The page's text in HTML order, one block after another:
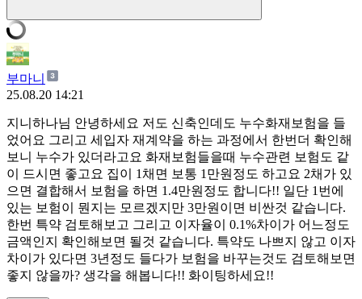
부마니
25.08.20 14:21
지니하나님 안녕하세요 저도 신축인데도 누수화재보험을 들
었어요 그리고 세입자 재계약을 하는 과정에서 한번더 확인해
보니 누수가 있더라고요 화재보험들을때 누수관련 보험도 같
이 드시면 좋고요 집이 1채면 보통 1만원정도 하고요 2채가 있
으면 결합해서 보험을 하면 1.4만원정도 합니다!! 일단 1번에
있는 보험이 뭔지는 모르겠지만 3만원이면 비싼것 같습니다.
한번 특약 검토해보고 그리고 이자율이 0.1%차이가 어느정도
금액인지 확인해보면 될것 같습니다. 특약도 나쁘지 않고 이자
차이가 있다면 3년정도 들다가 보험을 바꾸는것도 검토해보면
좋지 않을까? 생각을 해봅니다!! 화이팅하세요!!